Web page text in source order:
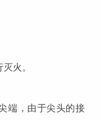
火。
端，由于尖头的接